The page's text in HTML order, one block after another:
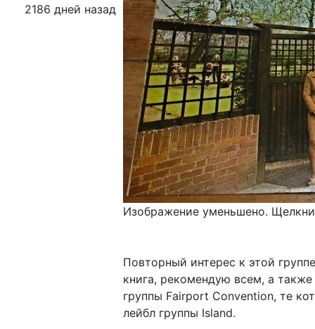
2186 дней назад
Изображение уменьшено.
Повторный интерес к этой
книга, рекомендую всем, а
группы Fairport Convention, те
лейбл группы Island.